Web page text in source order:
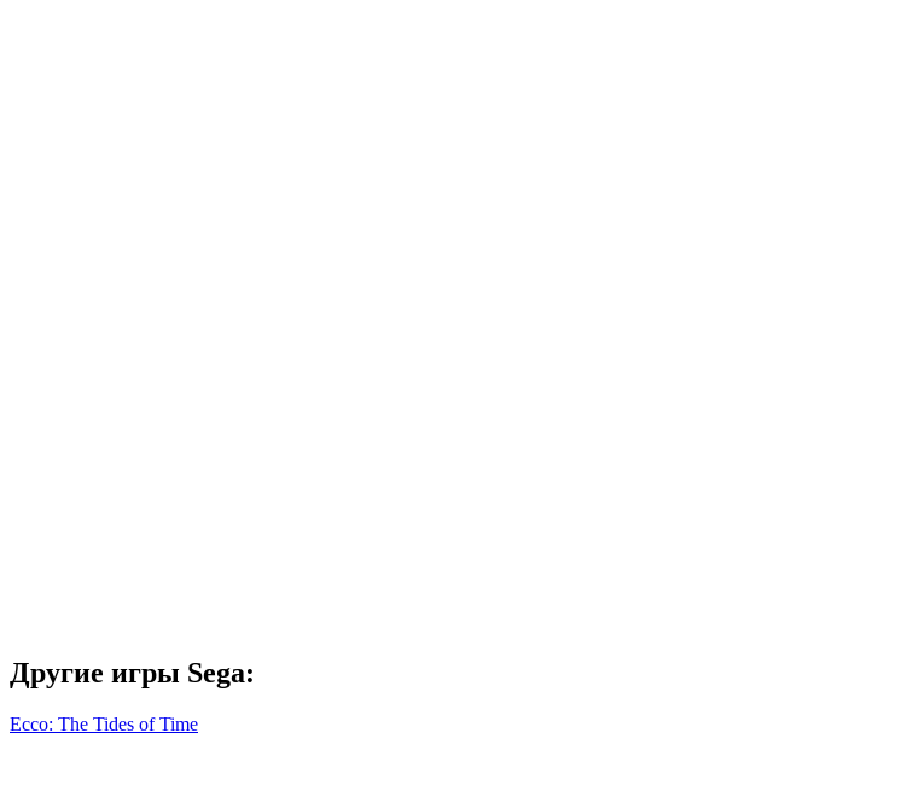
Другие игры Sega:
Ecco: The Tides of Time